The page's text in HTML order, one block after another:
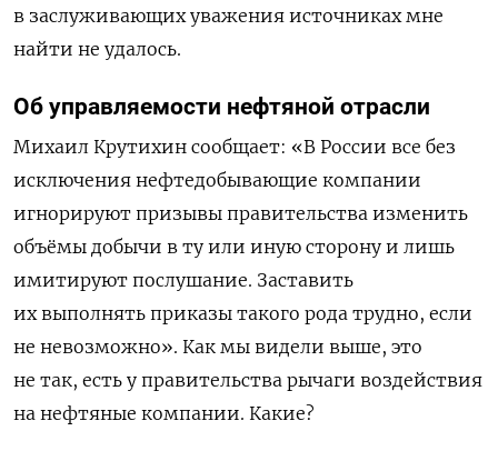
в заслуживающих уважения источниках мне
найти не удалось.
Об управляемости нефтяной отрасли
Михаил Крутихин сообщает: «В России все без
исключения нефтедобывающие компании
игнорируют призывы правительства изменить
объёмы добычи в ту или иную сторону и лишь
имитируют послушание. Заставить
их выполнять приказы такого рода трудно, если
не невозможно». Как мы видели выше, это
не так, есть у правительства рычаги воздействия
на нефтяные компании. Какие?